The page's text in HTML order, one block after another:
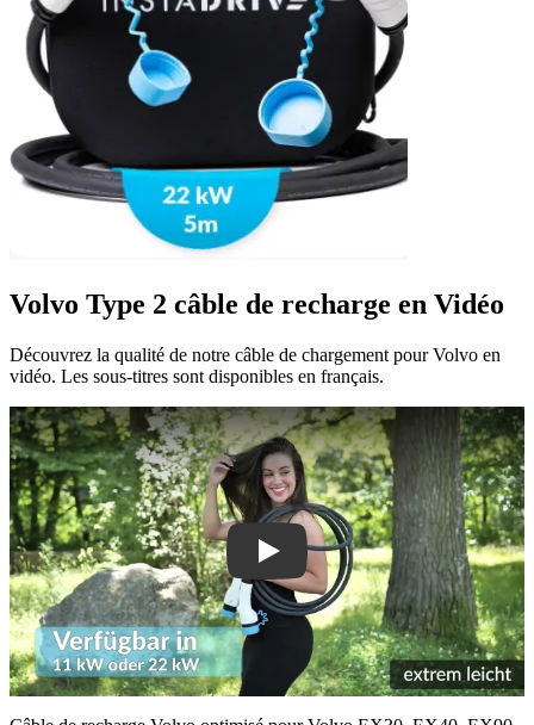
Volvo Type 2 câble de recharge en Vidéo
Découvrez la qualité de notre câble de chargement pour Volvo en
vidéo. Les sous-titres sont disponibles en français.